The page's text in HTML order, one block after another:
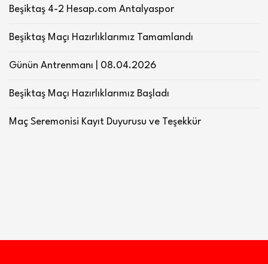
Beşiktaş 4-2 Hesap.com Antalyaspor
Beşiktaş Maçı Hazırlıklarımız Tamamlandı
Günün Antrenmanı | 08.04.2026
Beşiktaş Maçı Hazırlıklarımız Başladı
Maç Seremonisi Kayıt Duyurusu ve Teşekkür